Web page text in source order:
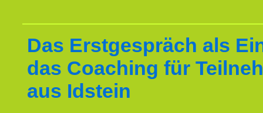
Das Erstgespräch als
das Coaching für
aus Idstein